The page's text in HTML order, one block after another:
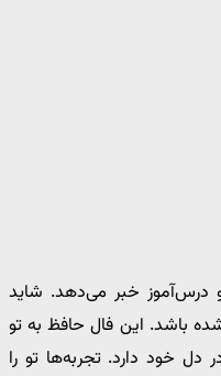
درس‌آموز خبر می‌دهد. شاید
باشد. این فال حافظ به تو
دل خود دارد. تجربه‌ها تو را